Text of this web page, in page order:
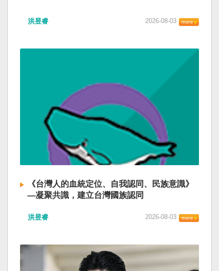
洪昱睿 2026-08-03
《台灣人的血統定位、自我認同、民族意識》
—凝聚共識，建立台灣國族認同
洪昱睿 2026-08-03